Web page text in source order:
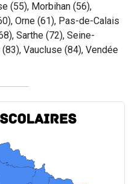
(55), Morbihan (56),
Orne (61), Pas-de-Calais
Sarthe (72), Seine-
Vaucluse (84), Vendée